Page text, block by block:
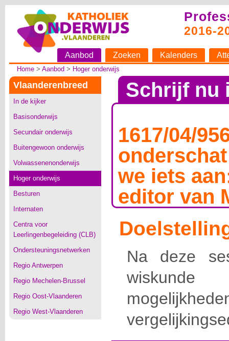
2016-
Aanbod Zoeken Kalenders
Home> Aanbod > Hoger onderwijs
Vlaanderenbreed
In de kijker
Basisonderwijs
Secundair onderwijs
Buitengewoon onderwijs
Volwassenenonderwijs
Hoger onderwijs
Besturen
Internaten
Centra voor
Leerlingenbegeleiding (CLB)
Ondersteuningsnetwerken
Regio Antwerpen
Regio Mechelen-Brussel
Regio Oost-Vlaanderen
Regio West-Vlaanderen
Schrijf nu
1617/04/
we iets
editor van
Na deze